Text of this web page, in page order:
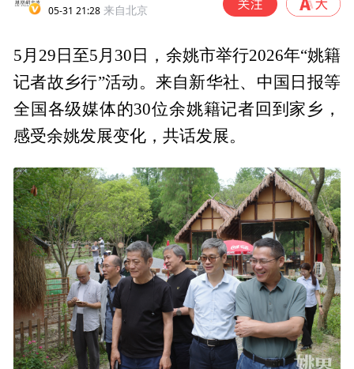
05-31 21:28 来自北京
5月29日至5月30日，余姚市举行2026年“姚籍
记者故乡行”活动。来自新华社、中国日报等
全国各级媒体的30位余姚籍记者回到家乡，
感受余姚发展变化，共话发展。